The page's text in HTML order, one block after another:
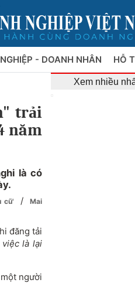
- DOANH NHÂN HỖ
trải
năm
là có
cũ' /
Mai
đăng tải
là lại
người
Xem nhiều